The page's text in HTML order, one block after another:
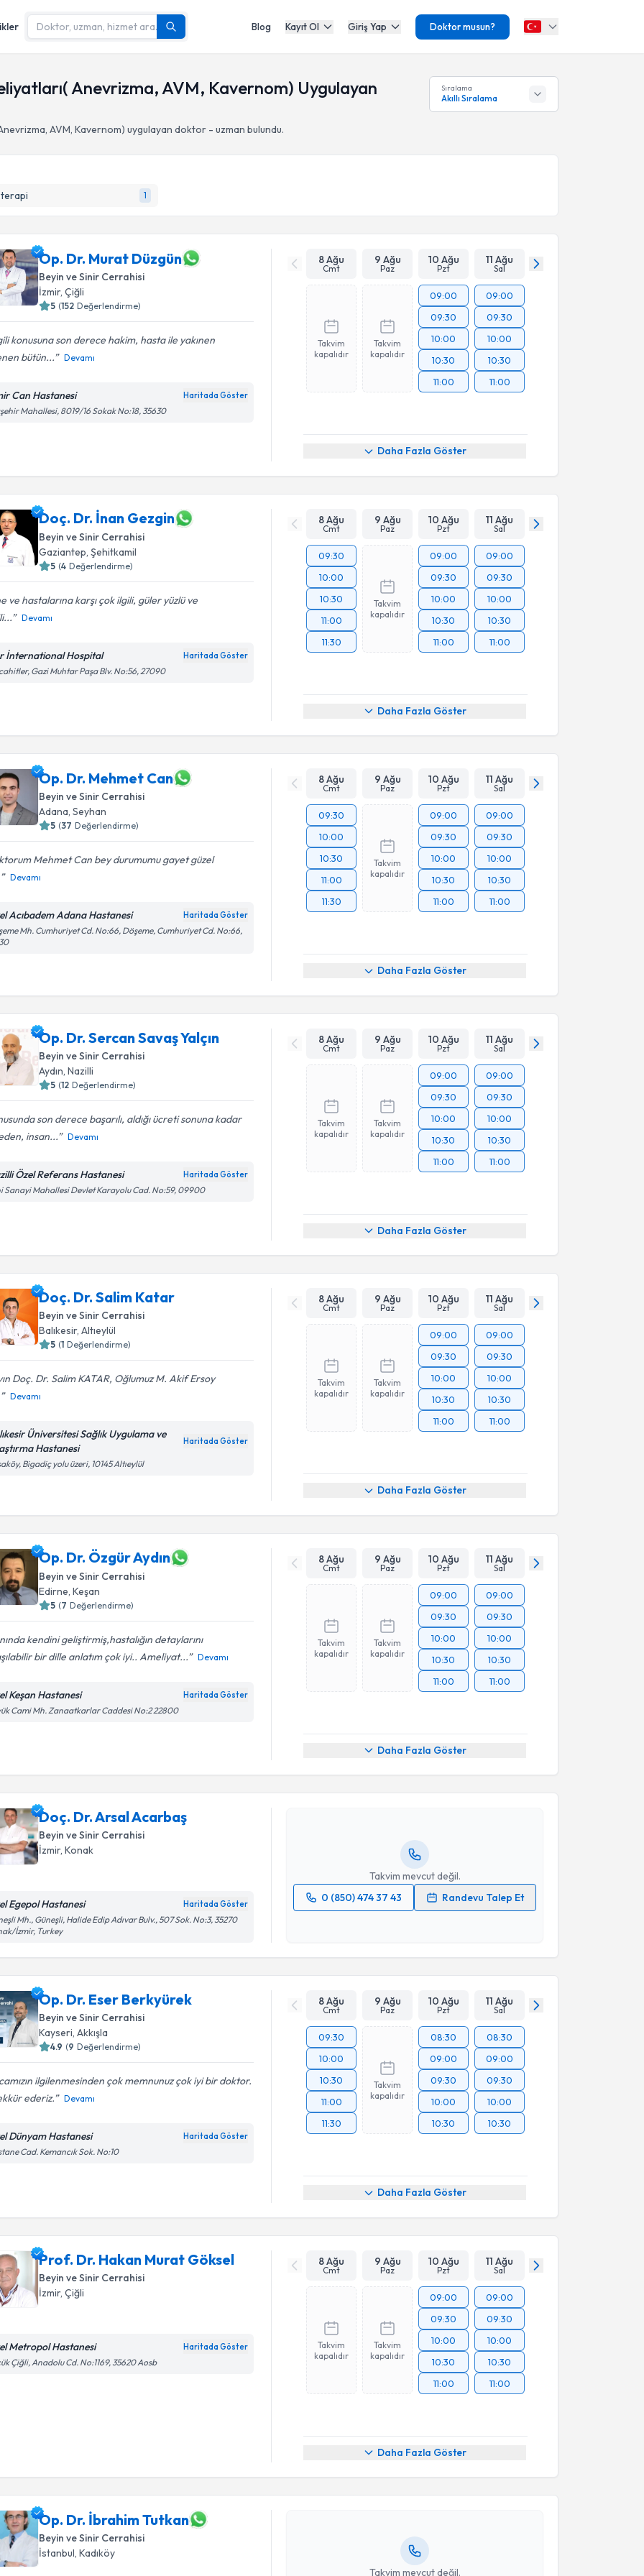
Blog Kayıt Ol Giriş Yap Doktor musun?
Anevrizma, AVM, Kavernom) Uygulayan
AVM, Kavernom) uygulayan doktor - uzman bulundu.
Sıralama
Akıllı Sıralama
1
Op. Dr. Murat Düzgün
Beyin ve Sinir Cerrahisi
İzmir,Çiğli
5 (152 Değerlendirme)
konusuna son derece hakim, hasta ile yakınen
bütün...
Devamı
Can Hastanesi Haritada Göster
Mahallesi, 8019/16 Sokak No:18, 35630
8 Ağu
Cmt
9 Ağu
Paz
10 Ağu
Pzt
11 Ağu
Sal
Takvim
kapalıdır
Takvim
kapalıdır
09:00
09:30
10:00
10:30
11:00
09:00
09:30
10:00
10:30
11:00
Daha Fazla Göster
Doç. Dr. İnan Gezgin
Beyin ve Sinir Cerrahisi
Gaziantep ,Şehitkamil
5 (4 Değerlendirme)
ve hastalarına karşı çok ilgili, güler yüzlü ve
Devamı
İnternational Hospital Haritada Göster
Gazi Muhtar Paşa Blv. No:56, 27090
8 Ağu
Cmt
9 Ağu
Paz
10 Ağu
Pzt
11 Ağu
Sal
09:30
10:00
10:30
11:00
11:30
Takvim
kapalıdır
09:00
09:30
10:00
10:30
11:00
09:00
09:30
10:00
10:30
11:00
Daha Fazla Göster
Op. Dr. Mehmet Can
Beyin ve Sinir Cerrahisi
Adana,Seyhan
5 (37 Değerlendirme)
Mehmet Can bey durumumu gayet güzel
Devamı
Acıbadem Adana Hastanesi Haritada Göster
Mh. Cumhuriyet Cd. No:66, Döşeme, Cumhuriyet Cd. No:66,
8 Ağu
Cmt
9 Ağu
Paz
10 Ağu
Pzt
11 Ağu
Sal
09:30
10:00
10:30
11:00
11:30
Takvim
kapalıdır
09:00
09:30
10:00
10:30
11:00
09:00
09:30
10:00
10:30
11:00
Daha Fazla Göster
Op. Dr. Sercan Savaş Yalçın
Beyin ve Sinir Cerrahisi
Aydın ,Nazilli
5 (12 Değerlendirme)
son derece başarılı, aldığı ücreti sonuna kadar
insan...
Devamı
Özel Referans Hastanesi Haritada Göster
Sanayi Mahallesi Devlet Karayolu Cad. No:59, 09900
8 Ağu
Cmt
9 Ağu
Paz
10 Ağu
Pzt
11 Ağu
Sal
Takvim
kapalıdır
Takvim
kapalıdır
09:00
09:30
10:00
10:30
11:00
09:00
09:30
10:00
10:30
11:00
Daha Fazla Göster
Doç. Dr. Salim Katar
Beyin ve Sinir Cerrahisi
Balıkesir,Altıeylül
5 (1 Değerlendirme)
Doç. Dr. Salim KATAR, Oğlumuz M. Akif Ersoy
Devamı
Üniversitesi Sağlık Uygulama ve
Hastanesi
Haritada Göster
Bigadiç yolu üzeri, 10145 Altıeylül
8 Ağu
Cmt
9 Ağu
Paz
10 Ağu
Pzt
11 Ağu
Sal
Takvim
kapalıdır
Takvim
kapalıdır
09:00
09:30
10:00
10:30
11:00
09:00
09:30
10:00
10:30
11:00
Daha Fazla Göster
Op. Dr. Özgür Aydın
Beyin ve Sinir Cerrahisi
Edirne ,Keşan
5 (7 Değerlendirme)
kendini geliştirmiş,hastalığın detaylarını
bir dille anlatım çok iyi.. Ameliyat...
Devamı
Keşan Hastanesi Haritada Göster
Cami Mh. Zanaatkarlar Caddesi No:2 22800
8 Ağu
Cmt
9 Ağu
Paz
10 Ağu
Pzt
11 Ağu
Sal
Takvim
kapalıdır
Takvim
kapalıdır
09:00
09:30
10:00
10:30
11:00
09:00
09:30
10:00
10:30
11:00
Daha Fazla Göster
Doç. Dr. Arsal Acarbaş
Beyin ve Sinir Cerrahisi
İzmir,Konak
Egepol Hastanesi Haritada Göster
Mh., Güneşli, Halide Edip Adıvar Bulv., 507 Sok. No:3, 35270
İzmir, Turkey
Takvim mevcut değil.
0 (850) 474 37 43
Randevu Talep Et
Randevu Takvimi Talebi
Doç. Dr. Arsal Acarbaşiçin randevu takvimi talebi oluşturun.
Size bu uzmandan randevu almanız için bir takvim
Op. Dr. Eser Berkyürek
Beyin ve Sinir Cerrahisi
Kayseri,Akkışla
4.9 (9 Değerlendirme)
ilgilenmesinden çok memnunuz çok iyi bir doktor.
ederiz.
Devamı
Dünyam Hastanesi Haritada Göster
Cad. Kemancık Sok. No:10
8 Ağu
Cmt
9 Ağu
Paz
10 Ağu
Pzt
11 Ağu
Sal
09:30
10:00
10:30
11:00
11:30
Takvim
kapalıdır
08:30
09:00
09:30
10:00
10:30
08:30
09:00
09:30
10:00
10:30
Daha Fazla Göster
Prof. Dr. Hakan Murat Göksel
Beyin ve Sinir Cerrahisi
İzmir,Çiğli
Metropol Hastanesi Haritada Göster
Çiğli, Anadolu Cd. No:1169, 35620 Aosb
8 Ağu
Cmt
9 Ağu
Paz
10 Ağu
Pzt
11 Ağu
Sal
Takvim
kapalıdır
Takvim
kapalıdır
09:00
09:30
10:00
10:30
11:00
09:00
09:30
10:00
10:30
11:00
Daha Fazla Göster
Op. Dr. İbrahim Tutkan
Beyin ve Sinir Cerrahisi
İstanbul,Kadıköy
Takvim mevcut değil.
Randevu Takvimi Talebi